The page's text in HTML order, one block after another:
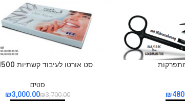
₪
סט אורטו לעיבוד קשתיות OLS 1500
סטים
₪3,700.00
₪3,000.00